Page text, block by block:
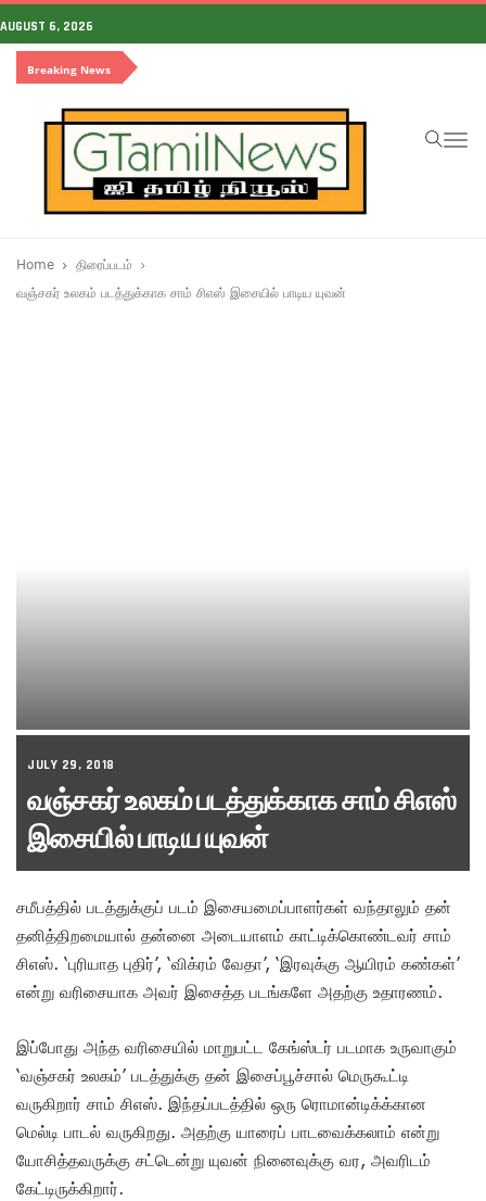
AUGUST 6, 2026
Breaking News
Home
திரைப்படம்
வஞ்சகர் உலகம் படத்துக்காக சாம் சிஎஸ் இசையில் பாடிய யுவன்
JULY 29, 2018
வஞ்சகர் உலகம் படத்துக்காக சாம் சிஎஸ்
இசையில் பாடிய யுவன்
சமீபத்தில் படத்துக்குப் படம் இசையமைப்பாளர்கள் வந்தாலும் தன்
தனித்திறமையால் தன்னை அடையாளம் காட்டிக்கொண்டவர் சாம்
சிஎஸ். ‘புரியாத புதிர்’, ‘விக்ரம் வேதா’, ‘இரவுக்கு ஆயிரம் கண்கள்’
என்று வரிசையாக அவர் இசைத்த படங்களே அதற்கு உதாரணம்.
இப்போது அந்த வரிசையில் மாறுபட்ட கேங்ஸ்டர் படமாக உருவாகும்
‘வஞ்சகர் உலகம்’ படத்துக்கு தன் இசைப்பூச்சால் மெருகூட்டி
வருகிறார் சாம் சிஎஸ். இந்தப்படத்தில் ஒரு ரொமான்டிக்க்கான
மெல்டி பாடல் வருகிறது. அதற்கு யாரைப் பாடவைக்கலாம் என்று
யோசித்தவருக்கு சட்டென்று யுவன் நினைவுக்கு வர, அவரிடம்
கேட்டிருக்கிறார்.